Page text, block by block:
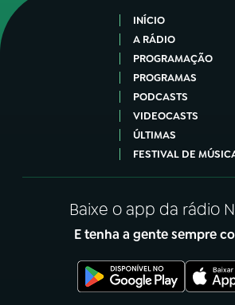
INÍCIO
A RÁDIO
PROGRAMAÇÃO
PROGRAMAS
PODCASTS
VIDEOCASTS
ÚLTIMAS
FESTIVAL DE
Baixe o app da rádio
E tenha a gente sempre